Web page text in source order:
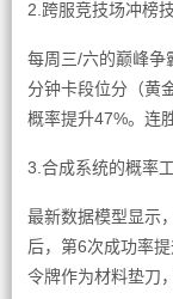
2.跨服竞技场冲榜
每周三/六的巅峰争
分钟卡段位分（黄
概率提升47%。连
3.合成系统的概率
最新数据模型显示
后，第6次成功率
令牌作为材料垫刀